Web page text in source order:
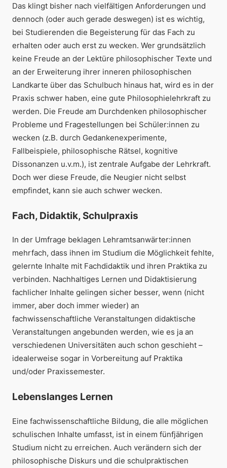
Das klingt bisher nach vielfältigen Anforderungen und
dennoch (oder auch gerade deswegen) ist es wichtig,
bei Studierenden die Begeisterung für das Fach zu
erhalten oder auch erst zu wecken. Wer grundsätzlich
keine Freude an der Lektüre philosophischer Texte und
an der Erweiterung ihrer inneren philosophischen
Landkarte über das Schulbuch hinaus hat, wird es in der
Praxis schwer haben, eine gute Philosophielehrkraft zu
werden. Die Freude am Durchdenken philosophischer
Probleme und Fragestellungen bei Schüler:innen zu
wecken (z.B. durch Gedankenexperimente,
Fallbeispiele, philosophische Rätsel, kognitive
Dissonanzen u.v.m.), ist zentrale Aufgabe der Lehrkraft.
Doch wer diese Freude, die Neugier nicht selbst
empfindet, kann sie auch schwer wecken.
Fach, Didaktik, Schulpraxis
In der Umfrage beklagen Lehramtsanwärter:innen
mehrfach, dass ihnen im Studium die Möglichkeit fehlte,
gelernte Inhalte mit Fachdidaktik und ihren Praktika zu
verbinden. Nachhaltiges Lernen und Didaktisierung
fachlicher Inhalte gelingen sicher besser, wenn (nicht
immer, aber doch immer wieder) an
fachwissenschaftliche Veranstaltungen didaktische
Veranstaltungen angebunden werden, wie es ja an
verschiedenen Universitäten auch schon geschieht –
idealerweise sogar in Vorbereitung auf Praktika
und/oder Praxissemester.
Lebenslanges Lernen
Eine fachwissenschaftliche Bildung, die alle möglichen
schulischen Inhalte umfasst, ist in einem fünfjährigen
Studium nicht zu erreichen. Auch verändern sich der
philosophische Diskurs und die schulpraktischen